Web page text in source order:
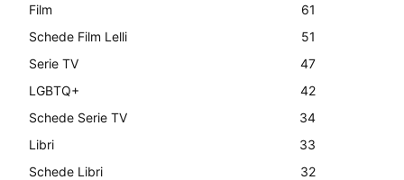
Film
61
Schede Film Lelli
51
Serie TV
47
LGBTQ+
42
Schede Serie TV
34
Libri
33
Schede Libri
32